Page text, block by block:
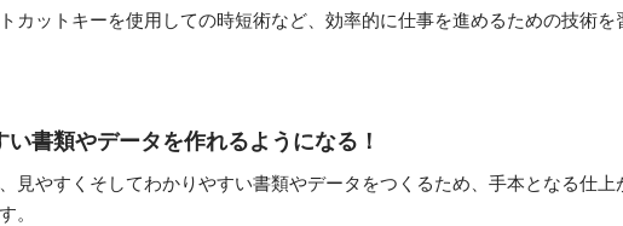
カットキーを使用しての時短術など、効率的に仕事を進めるための技術を
書類やデータを作れるようになる！
見やすくそしてわかりやすい書類やデータをつくるため、手本となる仕上
。